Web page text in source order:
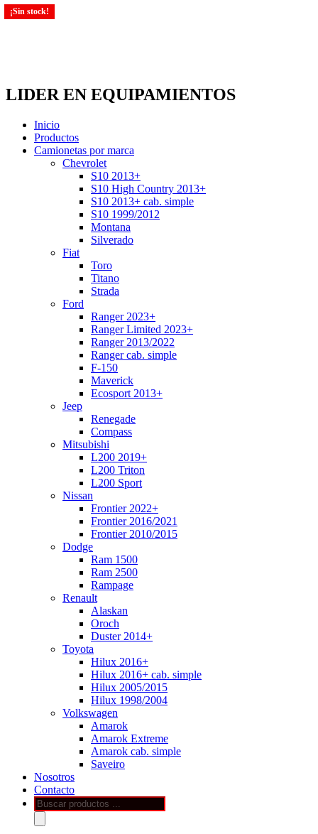
LIDER EN EQUIPAMIENTOS
Inicio
Productos
Camionetas por marca
Chevrolet
S10 2013+
S10 High Country 2013+
S10 2013+ cab. simple
S10 1999/2012
Montana
Silverado
Fiat
Toro
Titano
Strada
Ford
Ranger 2023+
Ranger Limited 2023+
Ranger 2013/2022
Ranger cab. simple
F-150
Maverick
Ecosport 2013+
Jeep
Renegade
Compass
Mitsubishi
L200 2019+
L200 Triton
L200 Sport
Nissan
Frontier 2022+
Frontier 2016/2021
Frontier 2010/2015
Dodge
Ram 1500
Ram 2500
Rampage
Renault
Alaskan
Oroch
Duster 2014+
Toyota
Hilux 2016+
Hilux 2016+ cab. simple
Hilux 2005/2015
Hilux 1998/2004
Volkswagen
Amarok
Amarok Extreme
Amarok cab. simple
Saveiro
Nosotros
Contacto
Búsqueda
de
productos
¡Sin stock!